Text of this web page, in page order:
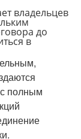
владельцев
до
в
полным